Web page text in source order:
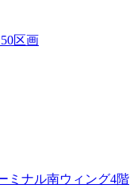
区画
ミナル南ウィング4階